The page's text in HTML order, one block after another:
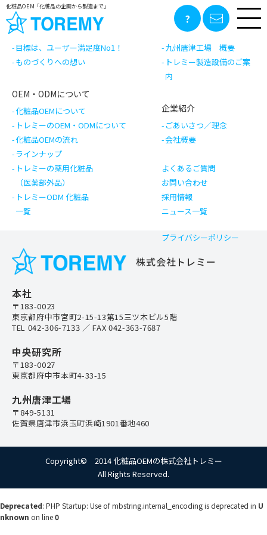
化粧品OEM「化粧品の企画から製造まで」
前の記事記事一覧へ戻る次の記事
トレミーの化粧品づくり
目標は、ユーザー満足度No1！
ものづくりへの想い
OEM・ODMについて
化粧品OEMについて
トレミーのOEM・ODMについて
化粧品OEMの流れ
ラインナップ
トレミーの薬用化粧品
（医薬部外品）
トレミーODM 化粧品
一覧
工場のご案内
九州唐津工場 概要
トレミー製造設備のご案
内
企業紹介
ごあいさつ／理念
会社概要
よくあるご質問
お問い合わせ
採用情報
ニュース一覧
プライバシーポリシー
株式会社トレミー
本社
〒183-0023
東京都府中市宮町2-15-13第15三ツ木ビル5階
TEL 042-306-7133 ／ FAX 042-363-7687
中央研究所
〒183-0027
東京都府中市本町4-33-15
九州唐津工場
〒849-5131
佐賀県唐津市浜玉町浜崎1901番地460
Copyright© 2014 化粧品OEMの株式会社トレミー
All Rights Reserved.
Deprecated: PHP Startup: Use of mbstring.internal_encoding is deprecated in U
nknown on line0